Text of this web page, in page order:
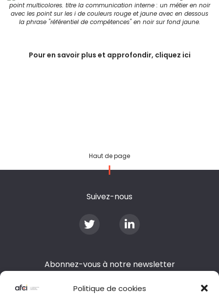
Politique de cookies
Pour en savoir plus et approfondir, cliquez ici
Haut de page
Suivez-nous
Abonnez-vous à notre newsletter